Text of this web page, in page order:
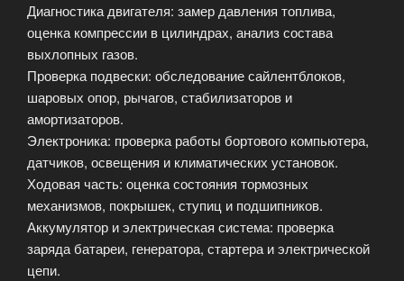
Диагностика двигателя: замер давления топлива,
оценка компрессии в цилиндрах, анализ состава
выхлопных газов.
Проверка подвески: обследование сайлентблоков,
шаровых опор, рычагов, стабилизаторов и
амортизаторов.
Электроника: проверка работы бортового компьютера,
датчиков, освещения и климатических установок.
Ходовая часть: оценка состояния тормозных
механизмов, покрышек, ступиц и подшипников.
Аккумулятор и электрическая система: проверка
заряда батареи, генератора, стартера и электрической
цепи.